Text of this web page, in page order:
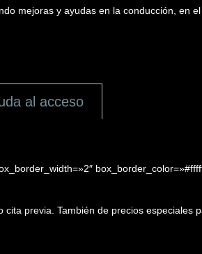
mejoras y ayudas en la conducción, en
al acceso
previa. También de precios especiales